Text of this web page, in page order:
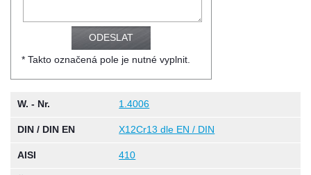
* Takto označená pole je nutné vyplnit.
W. - Nr. 1.4006
DIN / DIN EN X12Cr13 dle EN / DIN
AISI 410